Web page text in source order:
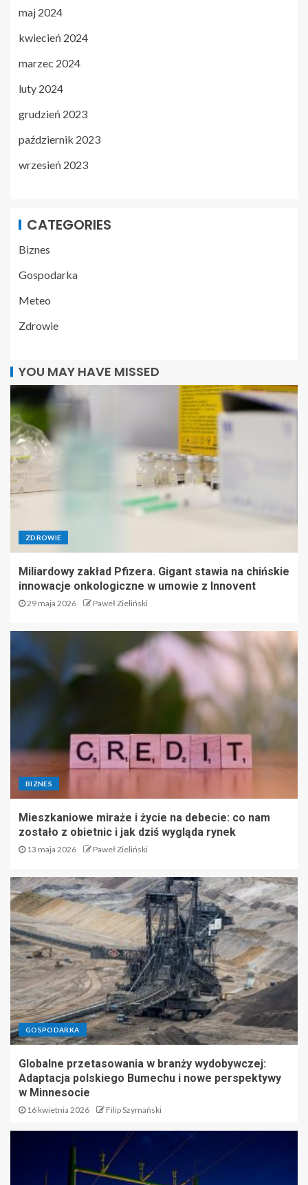
maj 2024
kwiecień 2024
marzec 2024
luty 2024
grudzień 2023
październik 2023
wrzesień 2023
CATEGORIES
Biznes
Gospodarka
Meteo
Zdrowie
YOU MAY HAVE MISSED
ZDROWIE
Miliardowy zakład Pfizera. Gigant stawia na chińskie
innowacje onkologiczne w umowie z Innovent
29 maja 2026 Paweł Zieliński
BIZNES
Mieszkaniowe miraże i życie na debecie: co nam
zostało z obietnic i jak dziś wygląda rynek
13 maja 2026 Paweł Zieliński
GOSPODARKA
Globalne przetasowania w branży wydobywczej:
Adaptacja polskiego Bumechu i nowe perspektywy
w Minnesocie
16 kwietnia 2026 Filip Szymański